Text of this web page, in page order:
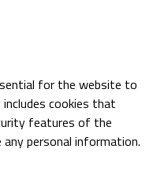
for the website to
cookies that
features of the
personal information.